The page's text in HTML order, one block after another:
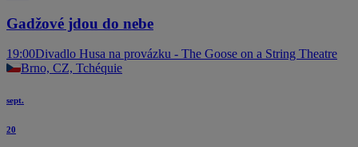
Gadžové jdou do nebe
19:00Divadlo Husa na provázku - The Goose on a String Theatre
Brno, CZ, Tchéquie
sept.
20